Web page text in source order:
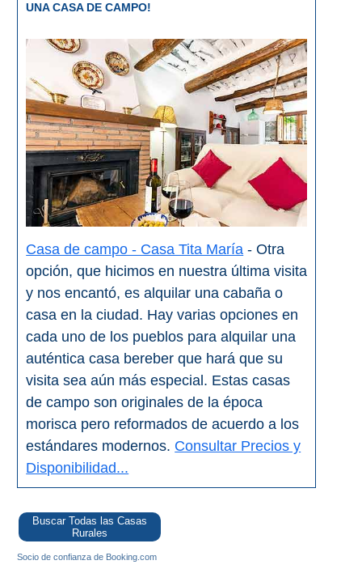
UNA CASA DE CAMPO!
Casa de campo - Casa Tita María - Otra
opción, que hicimos en nuestra última visita
y nos encantó, es alquilar una cabaña o
casa en la ciudad. Hay varias opciones en
cada uno de los pueblos para alquilar una
auténtica casa bereber que hará que su
visita sea aún más especial. Estas casas
de campo son originales de la época
morisca pero reformados de acuerdo a los
estándares modernos. Consultar Precios y
Disponibilidad...
Buscar Todas las Casas
Rurales
Socio de confianza de Booking.com